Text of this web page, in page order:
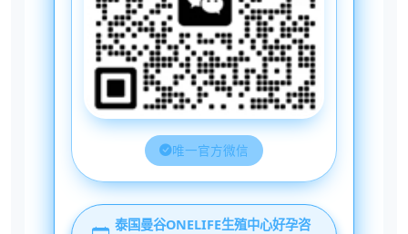
唯一官方微信
泰国曼谷ONELIFE生殖中心好孕咨